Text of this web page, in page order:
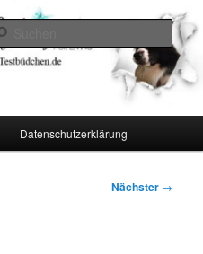
Datenschutzerklärung
Nächster →